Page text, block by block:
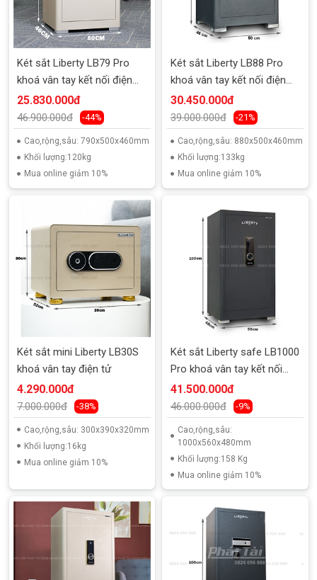
Két sắt Liberty LB79 Pro
khoá vân tay kết nối điện
thoại
25.830.000đ
46.900.000đ -44%
Cao,rộng,sâu: 790x500x460mm
Khối lượng:120kg
Mua online giảm 10%
Két sắt Liberty LB88 Pro
khoá vân tay kết nối điện
thoại
30.450.000đ
39.000.000đ -21%
Cao,rộng,sâu: 880x500x460mm
Khối lượng:133kg
Mua online giảm 10%
Két sắt mini Liberty LB30S
khoá vân tay điện tử
4.290.000đ
7.000.000đ -38%
Cao,rộng,sâu: 300x390x320mm
Khối lượng:16kg
Mua online giảm 10%
Két sắt Liberty safe LB1000
Pro khoá vân tay kết nối
điện thoại
41.500.000đ
46.000.000đ -9%
Cao,rộng,sâu:
1000x560x480mm
Khối lượng:158 Kg
Mua online giảm 10%